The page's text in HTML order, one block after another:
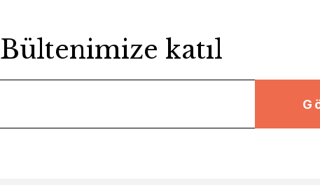
Bültenimize katıl